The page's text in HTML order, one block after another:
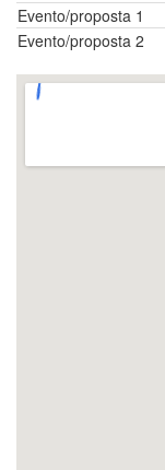
Evento/proposta 1
Evento/proposta 2